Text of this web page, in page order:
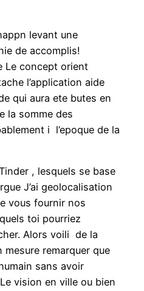
levant une
de accomplis!
Le concept orient
l’application aide
qui aura ete butes en
la somme des
i l’epoque de la
, lesquels se base
J’ai geolocalisation
vous fournir nos
toi pourriez
Alors voili de la
mesure remarquer que
sans avoir
vision en ville ou bien